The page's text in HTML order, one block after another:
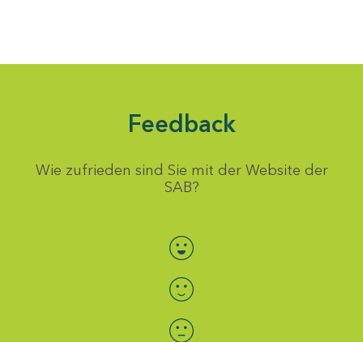
Feedback
Wie zufrieden sind Sie mit der Website der
SAB?
Bewertung auswählen